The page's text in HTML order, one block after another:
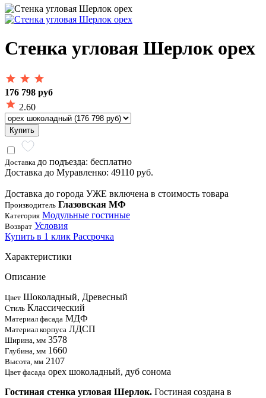
Стенка угловая Шерлок орех
176 798 руб
2.60
Купить
Доставка до подъезда: бесплатно
Доставка до Муравленко: 49110 руб.
Доставка до города УЖЕ включена в стоимость товара
Производитель Глазовская МФ
Категория Модульные гостиные
Возврат Условия
Купить в 1 клик Рассрочка
Характеристики
Описание
Цвет Шоколадный, Древесный
Стиль Классический
Материал фасада МДФ
Материал корпуса ЛДСП
Ширина, мм 3578
Глубина, мм 1660
Высота, мм 2107
Цвет фасада орех шоколадный, дуб сонома
Гостиная стенка угловая Шерлок. Гостиная создана в